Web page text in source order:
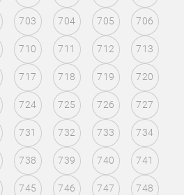
703 704 705 706
710 711 712 713
717 718 719 720
724 725 726 727
731 732 733 734
738 739 740 741
745 746 747 748